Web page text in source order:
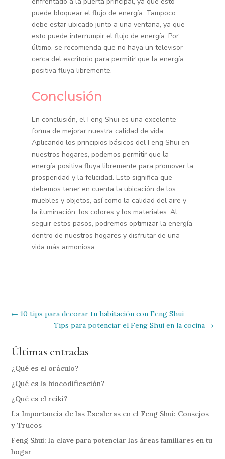
puede bloquear el flujo de energía. Tampoco
debe estar ubicado junto a una ventana, ya que
esto puede interrumpir el flujo de energía. Por
último, se recomienda que no haya un televisor
cerca del escritorio para permitir que la energía
positiva fluya libremente.
Conclusión
En conclusión, el Feng Shui es una excelente
forma de mejorar nuestra calidad de vida.
Aplicando los principios básicos del Feng Shui en
nuestros hogares, podemos permitir que la
energía positiva fluya libremente para promover la
prosperidad y la felicidad. Esto significa que
debemos tener en cuenta la ubicación de los
muebles y objetos, así como la calidad del aire y
la iluminación, los colores y los materiales. Al
seguir estos pasos, podremos optimizar la energía
dentro de nuestros hogares y disfrutar de una
vida más armoniosa.
← 10 tips para decorar tu habitación con Feng Shui
Tips para potenciar el Feng Shui en la cocina→
Últimas entradas
¿Qué es el oráculo?
¿Qué es la biocodificación?
¿Qué es el reiki?
La Importancia de las Escaleras en el Feng Shui: Consejos
y Trucos
Feng Shui: la clave para potenciar las áreas familiares en tu
hogar